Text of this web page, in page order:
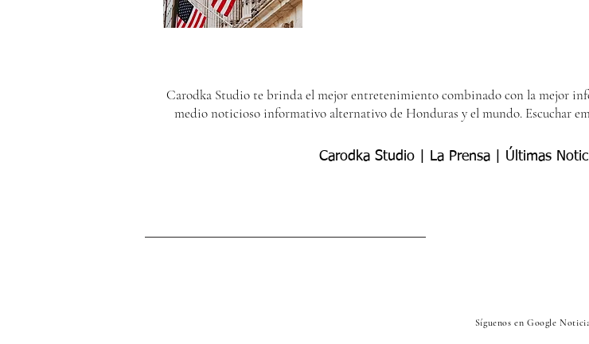
Carodka Studio te brinda el mejor entretenimiento combinado con la mejor
medio noticioso informativo alternativo de Honduras y el mundo. Escuchar
Carodka Studio | La Prensa | Últimas
Síguenos en Google